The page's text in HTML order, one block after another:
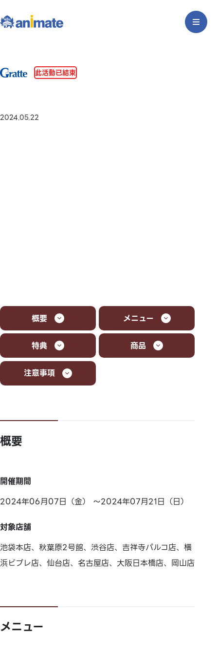
此活動已結束
2024.05.22
概要 メニュー
特典 商品
注意事項
概要
開催期間
2024年06月07日（金） ～2024年07月21日（日）
対象店舗
池袋本店、秋葉原2号館、渋谷店、吉祥寺パルコ店、横
浜ビブレ店、仙台店、名古屋店、大阪日本橋店、岡山店
メニュー